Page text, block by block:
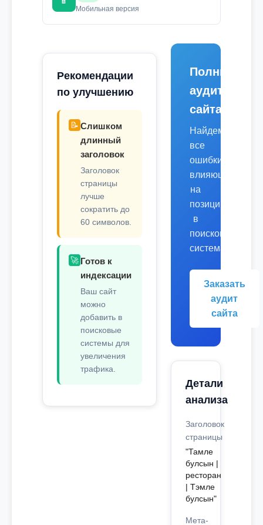
Мобильная версия
Рекомендации
по улучшению
📝 Слишком
длинный
заголовок
Заголовок
страницы
лучше
сократить до
60 символов.
🚀 Готов к
индексации
Ваш сайт
можно
добавить в
поисковые
системы для
увеличения
трафика.
Полный
аудит
сайта
Найдем
все
ошибки,
влияющие
на
позиции
в
поисковых
системах.
Заказать
аудит
сайта
Детали
анализа
Заголовок
страницы
"Тамле
булсын |
ресторан
| Тэмле
булсын"
Мета-